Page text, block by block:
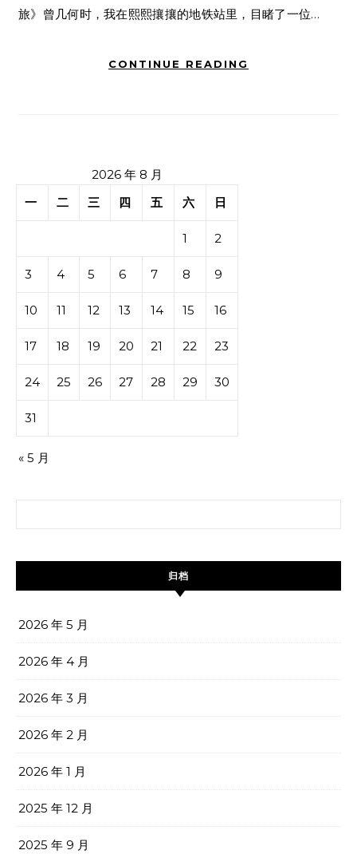
旅》曾几何时，我在熙熙攘攘的地铁站里，目睹了一位…
CONTINUE READING
2026 年 8 月
一
二 三 四 五 六 日
1 2
3 4 5 6 7 8 9
10 11 12 13 14 15 16
17 18 19 20 21 22 23
24 25 26 27 28 29 30
31
« 5 月
归档
2026 年 5 月
2026 年 4 月
2026 年 3 月
2026 年 2 月
2026 年 1 月
2025 年 12 月
2025 年 9 月